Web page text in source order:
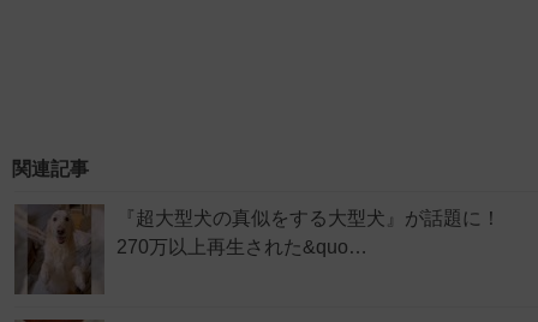
関連記事
『超大型犬の真似をする大型犬』が話題に！
270万以上再生された&quo…